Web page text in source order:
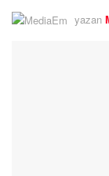
yazan